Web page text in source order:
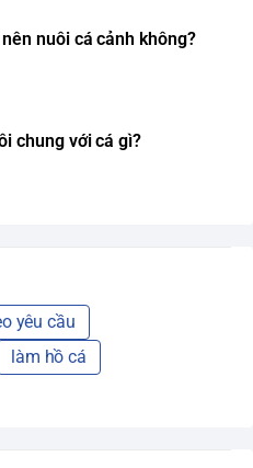
nuôi cá cảnh không?
chung với cá gì?
yêu cầu
làm hồ cá